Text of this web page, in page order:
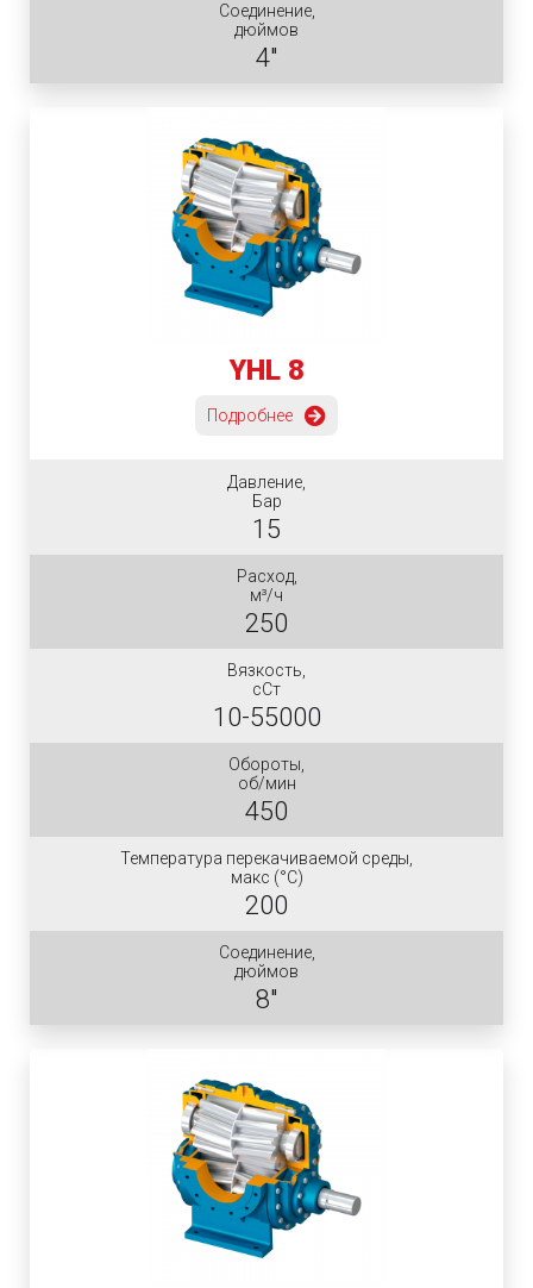
Соединение,
дюймов
4"
YHL 8
Подробнее
Давление,
Бар
15
Расход,
м³/ч
250
Вязкость,
сСт
10-55000
Обороты,
об/мин
450
Температура перекачиваемой среды,
макс (°C)
200
Соединение,
дюймов
8"